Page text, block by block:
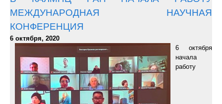
МЕЖДУНАРОДНАЯ НАУЧНАЯ
КОНФЕРЕНЦИЯ
6 октября, 2020
6 октября
начала
работу